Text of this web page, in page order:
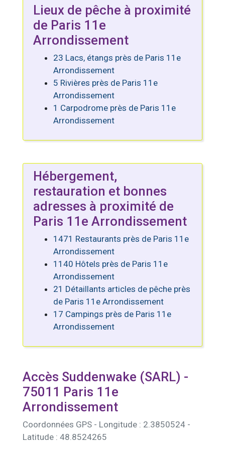
Lieux de pêche à proximité
de Paris 11e
Arrondissement
23 Lacs, étangs près de Paris 11e
Arrondissement
5 Rivières près de Paris 11e
Arrondissement
1 Carpodrome près de Paris 11e
Arrondissement
Hébergement,
restauration et bonnes
adresses à proximité de
Paris 11e Arrondissement
1471 Restaurants près de Paris 11e
Arrondissement
1140 Hôtels près de Paris 11e
Arrondissement
21 Détaillants articles de pêche près
de Paris 11e Arrondissement
17 Campings près de Paris 11e
Arrondissement
Accès Suddenwake (SARL) -
75011 Paris 11e
Arrondissement
Coordonnées GPS - Longitude : 2.3850524 -
Latitude : 48.8524265